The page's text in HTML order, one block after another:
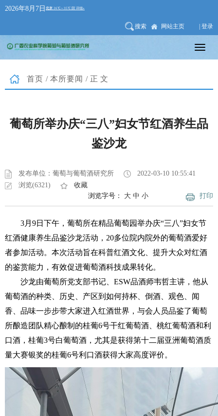
2026年8月7日
搜索 网站主页 | 登录
首页 / 本所要闻 /正文
葡萄所举办庆“三八”妇女节红酒养生品
鉴沙龙
发布单位：葡萄与葡萄酒研究所
2022-03-10 10:55:41
浏览(6321)
收藏
打印
浏览字号： 大 中 小
3月9日下午，葡萄所在精品葡萄园举办庆“三八”妇女节
红酒健康养生品鉴沙龙活动，20多位院内院外的葡萄酒爱好
者参加活动。本次活动旨在科普红酒文化、提升大众对红酒
的鉴赏能力，有效促进葡萄酒科技成果转化。
沙龙由葡萄所党支部书记、ESW品酒师韦哲主讲，他从
葡萄酒的种类、历史、产区到如何持杯、倒酒、观色、闻
香、品味一步步带大家进入红酒世界，与会人员品鉴了葡萄
所酿造团队精心酿制的桂葡6号干红葡萄酒、桃红葡萄酒和利
口酒，桂葡3号白葡萄酒，尤其是获得第十二届亚洲葡萄酒质
量大赛银奖的桂葡6号利口酒获得大家高度评价。